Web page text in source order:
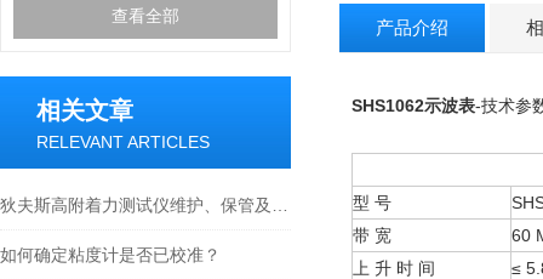
查看全部
相关文章
RELEVANT ARTICLES
如何确定粘度计是否已校准？
产品介绍
SHS1062示波表-技术参
型 号
带 宽
60
上 升 时 间
≤